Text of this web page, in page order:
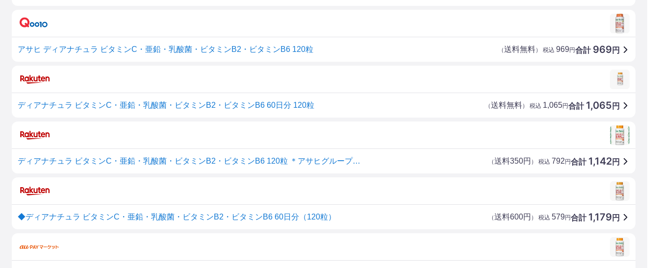
アサヒ ディアナチュラ ビタミンC・亜鉛・乳酸菌・ビタミンB2・ビタミンB6 120粒 合計 969 円
（送料無料） 税込 969円
ディアナチュラ ビタミンC・亜鉛・乳酸菌・ビタミンB2・ビタミンB6 60日分 120粒 合計 1,065 円
（送料無料） 税込 1,065円
ディアナチュラ ビタミンC・亜鉛・乳酸菌・ビタミンB2・ビタミンB6 120粒 ＊アサヒグループ食品/2粒でビタミンC1000mg配合/亜鉛・乳酸菌・ビタミンB2・ビタミンB6/亜鉛は味覚を正常に保ち、たんぱく質・核酸の代謝に関与/亜鉛・ビタミンB2・B6は皮膚や粘膜の健康維持を助ける 合計 1,142円
（送料350円 ） 税込 792円
◆ディアナチュラ ビタミンC・亜鉛・乳酸菌・ビタミンB2・ビタミンB6 60日分（120粒） 合計 1,179 円
（送料600円 ） 税込 579円